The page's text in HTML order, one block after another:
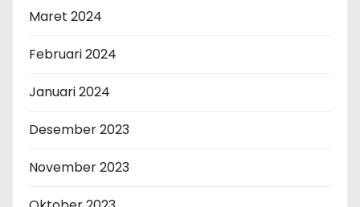
Maret 2024
Februari 2024
Januari 2024
Desember 2023
November 2023